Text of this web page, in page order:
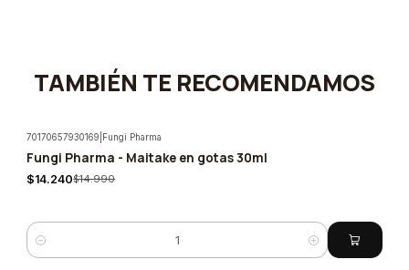
TAMBIÉN TE RECOMENDAMOS
-5%
70170657930169 Fungi Pharma
Fungi Pharma - Maitake en gotas 30ml
$14.240$14.990
Quantity